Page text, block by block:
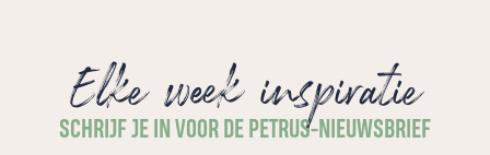
Elke week inspiratie
SCHRIJF JE IN VOOR DE PETRUS-NIEUWSBRIEF